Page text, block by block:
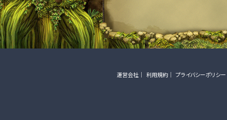
運営会社 利用規約 プライバシーポリシー